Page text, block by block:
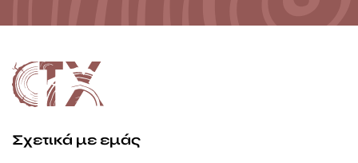
Σχετικά με εμάς